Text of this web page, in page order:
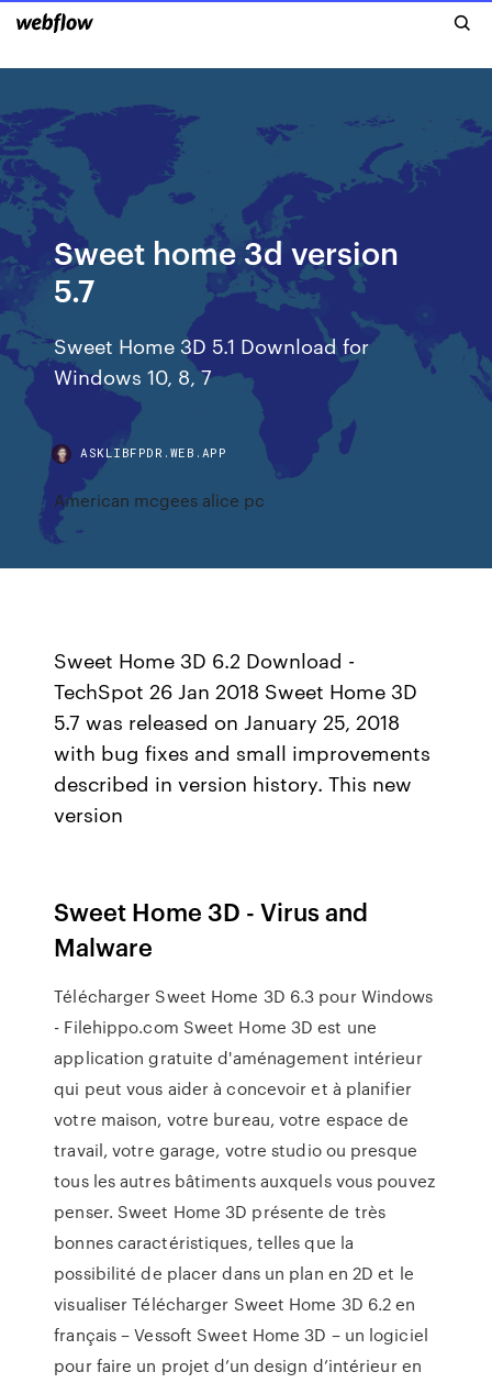
Sweet home 3d version
5.7
Sweet Home 3D 5.1 Download for
Windows 10, 8, 7
ASKLIBFPDR.WEB.APP
American mcgees alice pc
Sweet Home 3D 6.2 Download -
TechSpot 26 Jan 2018 Sweet Home 3D
5.7 was released on January 25, 2018
with bug fixes and small improvements
described in version history. This new
version
Sweet Home 3D - Virus and
Malware
Télécharger Sweet Home 3D 6.3 pour Windows
- Filehippo.com Sweet Home 3D est une
application gratuite d'aménagement intérieur
qui peut vous aider à concevoir et à planifier
votre maison, votre bureau, votre espace de
travail, votre garage, votre studio ou presque
tous les autres bâtiments auxquels vous pouvez
penser. Sweet Home 3D présente de très
bonnes caractéristiques, telles que la
possibilité de placer dans un plan en 2D et le
visualiser Télécharger Sweet Home 3D 6.2 en
français – Vessoft Sweet Home 3D – un logiciel
pour faire un projet d’un design d’intérieur en